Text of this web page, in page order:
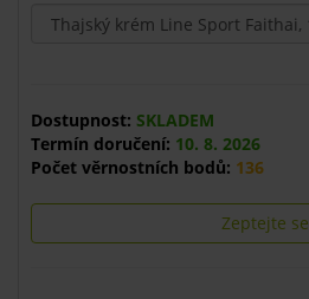
Dostupnost: SKLADEM
Termín doručení: 10. 8. 2026
Počet věrnostních bodů: 136
Zeptejte se